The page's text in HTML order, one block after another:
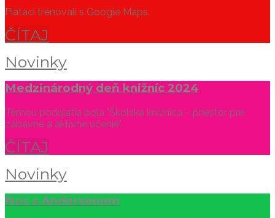
Piataci trénovali s Google Maps.
ČÍTAJ
Novinky
Medzinárodný deň knižníc 2024
Témou podujatia bola "Školská knižnica – priestor pre
zábavné a aktívne učenie".
ČÍTAJ
Novinky
Noc s Andersenom